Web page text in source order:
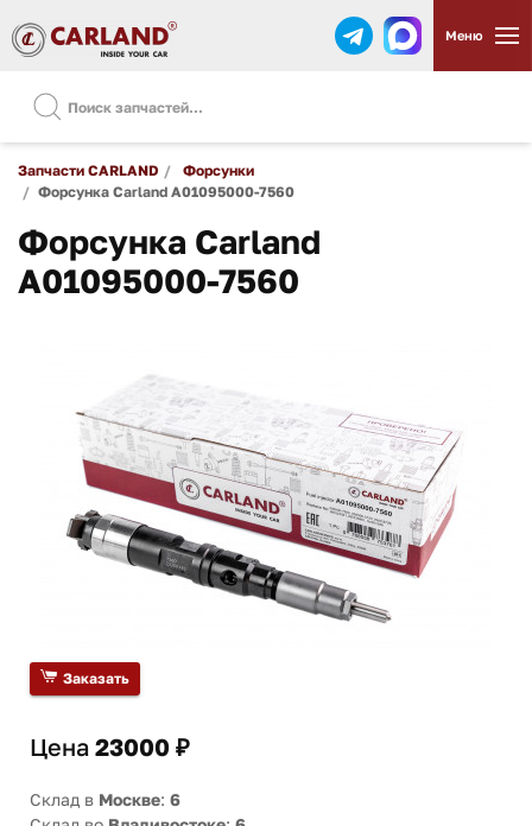
Меню
Запчасти CARLAND
Форсунки
Форсунка Carland A01095000-7560
Форсунка Carland
A01095000-7560
Заказать
Цена 23000 ₽
Склад в Москве: 6